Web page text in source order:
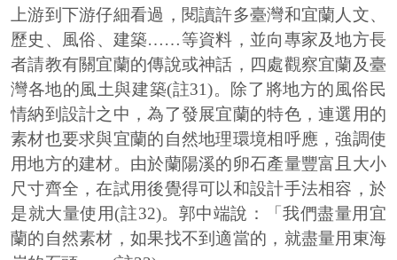
上游到下游仔細看過，閱讀許多臺灣和宜蘭人文、
歷史、風俗、建築……等資料，並向專家及地方長
者請教有關宜蘭的傳說或神話，四處觀察宜蘭及臺
灣各地的風土與建築(註31)。除了將地方的風俗民
情納到設計之中，為了發展宜蘭的特色，連選用的
素材也要求與宜蘭的自然地理環境相呼應，強調使
用地方的建材。由於蘭陽溪的卵石產量豐富且大小
尺寸齊全，在試用後覺得可以和設計手法相容，於
是就大量使用(註32)。郭中端說：「我們盡量用宜
蘭的自然素材，如果找不到適當的，就盡量用東海